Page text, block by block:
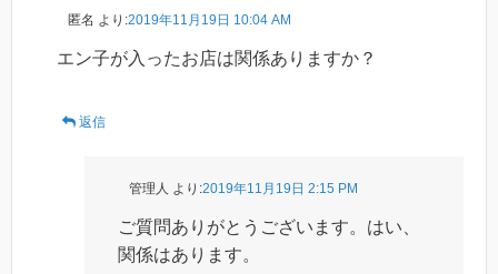
匿名 より:2019年11月19日 10:04 AM
エン子が入ったお店は関係ありますか？
返信
管理人 より:2019年11月19日 2:15 PM
ご質問ありがとうございます。はい、
関係はあります。